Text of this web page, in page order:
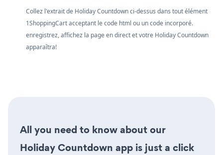
Collez l'extrait de Holiday Countdown ci-dessus dans tout élément
1ShoppingCart acceptant le code html ou un code incorporé.
enregistrez, affichez la page en direct et votre Holiday Countdown
apparaîtra!
All you need to know about our
Holiday Countdown app is just a click